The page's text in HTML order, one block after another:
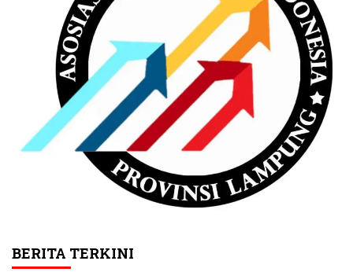
BERITA TERKINI